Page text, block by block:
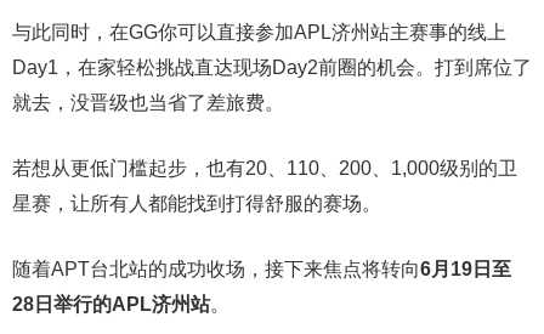
与此同时，在GG你可以直接参加APL济州站主赛事的线上
Day1，在家轻松挑战直达现场Day2前圈的机会。打到席位了
就去，没晋级也当省了差旅费。
若想从更低门槛起步，也有20、110、200、1,000级别的卫
星赛，让所有人都能找到打得舒服的赛场。
随着APT台北站的成功收场，接下来焦点将转向6月 19 日至
28 日举行的APL济州站。